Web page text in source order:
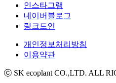
인스타그램
네이버블로그
링크드인
개인정보처리방침
이용약관
ⓒ SK ecoplant CO.,LTD. ALL